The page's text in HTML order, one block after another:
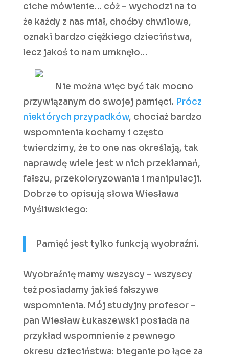
ciche mówienie… cóż – wychodzi na to
że każdy z nas miał, choćby chwilowe,
oznaki bardzo ciężkiego dzieciństwa,
lecz jakoś to nam umknęło…
Nie można więc być tak mocno
przywiązanym do swojej pamięci. Prócz
niektórych przypadków, chociaż bardzo
wspomnienia kochamy i często
twierdzimy, że to one nas określają, tak
naprawdę wiele jest w nich przekłamań,
fałszu, przekoloryzowania i manipulacji.
Dobrze to opisują słowa Wiesława
Myśliwskiego:
Pamięć jest tylko funkcją wyobraźni.
Wyobraźnię mamy wszyscy – wszyscy
też posiadamy jakieś fałszywe
wspomnienia. Mój studyjny profesor –
pan Wiesław Łukaszewski posiada na
przykład wspomnienie z pewnego
okresu dzieciństwa: bieganie po łące za